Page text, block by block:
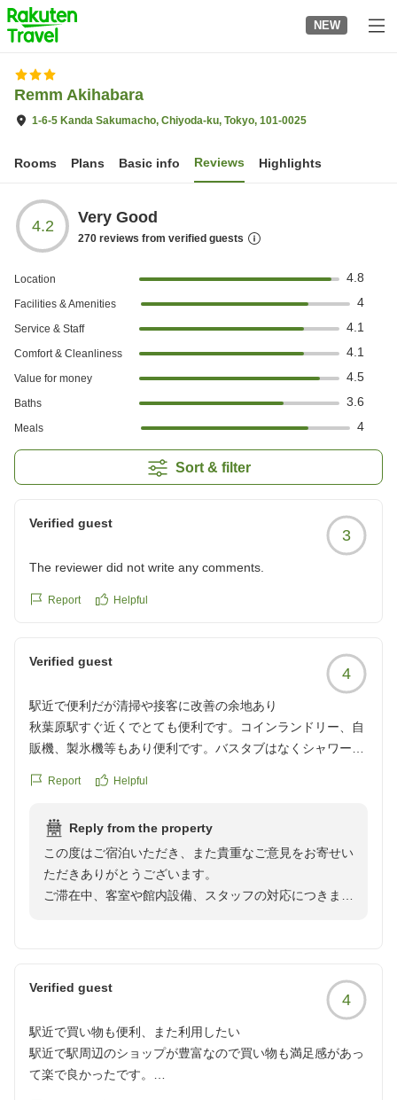
to
top
page
NEW
Remm Akihabara
1-6-5 Kanda Sakumacho, Chiyoda-ku, Tokyo, 101-0025
Rooms Plans Basic info Reviews Highlights
4.2 Very Good
270 reviews from verified guests
Location 4.8
Facilities & Amenities 4
Service & Staff 4.1
Comfort & Cleanliness 4.1
Value for money 4.5
Baths 3.6
Meals 4
Sort & filter
Verified guest
3
The reviewer did not write any comments.
Report Helpful
Verified guest
4
駅近で便利だが清掃や接客に改善の余地あり
秋葉原駅すぐ近くでとても便利です。コインランドリー、自
販機、製氷機等もあり便利です。バスタブはなくシャワーの
出来ますし椅子もありました。部屋は狭かったですが価格等
気になったのは絨毯の髪の毛、連泊だったので清掃に入って
もらったのですがトイレの便座は上がったまま、シャワール
ームの排水口の蓋も斜めに立てかけてあり少し嫌な気分にな
りました。日中に製氷機を使用したところその前に掃除用具
に宿泊してるのは外国の方が多く少しこわい思いもしまし
トータル的には満足しています。また機会があれば伺いたい
と思います。
クチコミの詳細はこちらから
Report Helpful
Reply from the property
この度はご宿泊いただき、また貴重なご意見をお寄せい
ただきありがとうございます。
ご滞在中、客室や館内設備、スタッフの対応につきまし
に清掃用具が散らばっておりご不便とご不快な思いをお
掛けいたしましたことにつきまして、直ちに清掃責任者
へ報告し、清掃の見直しと清掃用具の管理の徹底を指導
いたしました。スタッフにつきましても指導が行き届い
ておらず申し訳ございません。お客様に安心して快適に
Verified guest
4
駅近で買い物も便利、また利用したい
駅近で駅周辺のショップが豊富なので買い物も満足感があっ
て楽で良かったです。